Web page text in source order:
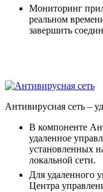
Мониторинг
реальном
завершить
Антивирусная сеть –
В компоненте
удаленное
установленных
локальной сети.
Для удаленного
Центра